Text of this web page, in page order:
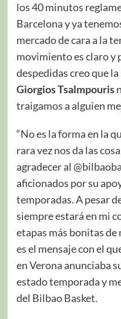
los 40 minutos
Barcelona y ya
mercado de cara a la
movimiento es claro y
despedidas creo que
Giorgios Tsalmpouris
traigamos a alguien
“No es la forma en la
rara vez nos da las
agradecer al
aficionados por su
temporadas. A pesar
siempre estará en mi
etapas más bonitas de
es el mensaje con el
en Verona anunciaba
estado temporada y
del Bilbao Basket.